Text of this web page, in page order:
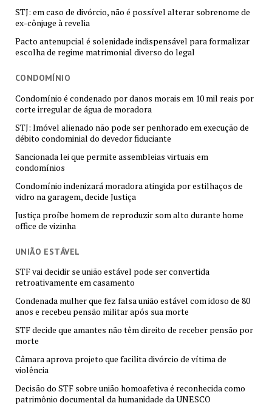
STJ: em caso de divórcio, não é possível alterar sobrenome de
ex-cônjuge à revelia
Pacto antenupcial é solenidade indispensável para formalizar
escolha de regime matrimonial diverso do legal
CONDOMÍNIO
Condomínio é condenado por danos morais em 10 mil reais por
corte irregular de água de moradora
STJ: Imóvel alienado não pode ser penhorado em execução de
débito condominial do devedor fiduciante
Sancionada lei que permite assembleias virtuais em
condomínios
Condomínio indenizará moradora atingida por estilhaços de
vidro na garagem, decide Justiça
Justiça proíbe homem de reproduzir som alto durante home
office de vizinha
UNIÃO ESTÁVEL
STF vai decidir se união estável pode ser convertida
retroativamente em casamento
Condenada mulher que fez falsa união estável com idoso de 80
anos e recebeu pensão militar após sua morte
STF decide que amantes não têm direito de receber pensão por
morte
Câmara aprova projeto que facilita divórcio de vítima de
violência
Decisão do STF sobre união homoafetiva é reconhecida como
patrimônio documental da humanidade da UNESCO